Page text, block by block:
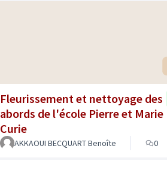
Fleurissement et nettoyage des
abords de l'école Pierre et Marie
Curie
AKKAOUI BECQUART Benoîte 0